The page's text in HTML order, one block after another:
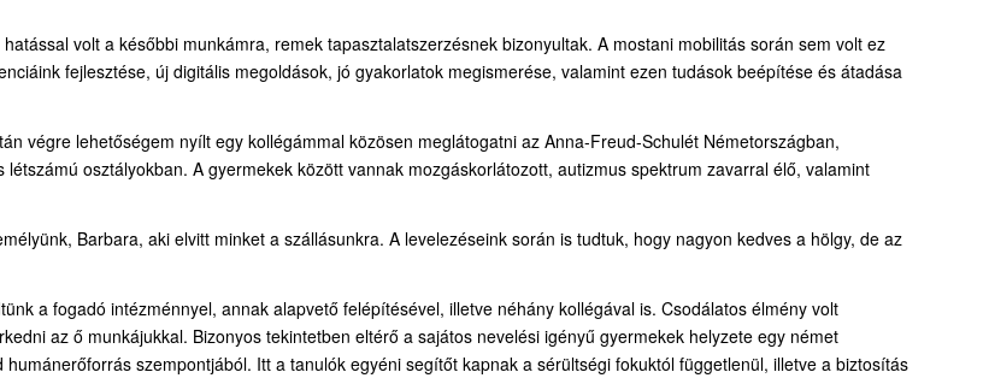
volt a későbbi munkámra, remek tapasztalatszerzésnek bizonyultak. A mostani mobilitás során sem volt ez
fejlesztése, új digitális megoldások, jó gyakorlatok megismerése, valamint ezen tudások beépítése és átadása
végre lehetőségem nyílt egy kollégámmal közösen meglátogatni az Anna-Freud-Schulét Németországban,
osztályokban. A gyermekek között vannak mozgáskorlátozott, autizmus spektrum zavarral élő, valamint
Barbara, aki elvitt minket a szállásunkra. A levelezéseink során is tudtuk, hogy nagyon kedves a hölgy, de az
a fogadó intézménnyel, annak alapvető felépítésével, illetve néhány kollégával is. Csodálatos élmény volt
az ő munkájukkal. Bizonyos tekintetben eltérő a sajátos nevelési igényű gyermekek helyzete egy német
szempontjából. Itt a tanulók egyéni segítőt kapnak a sérültségi fokuktól függetlenül, illetve a biztosítás